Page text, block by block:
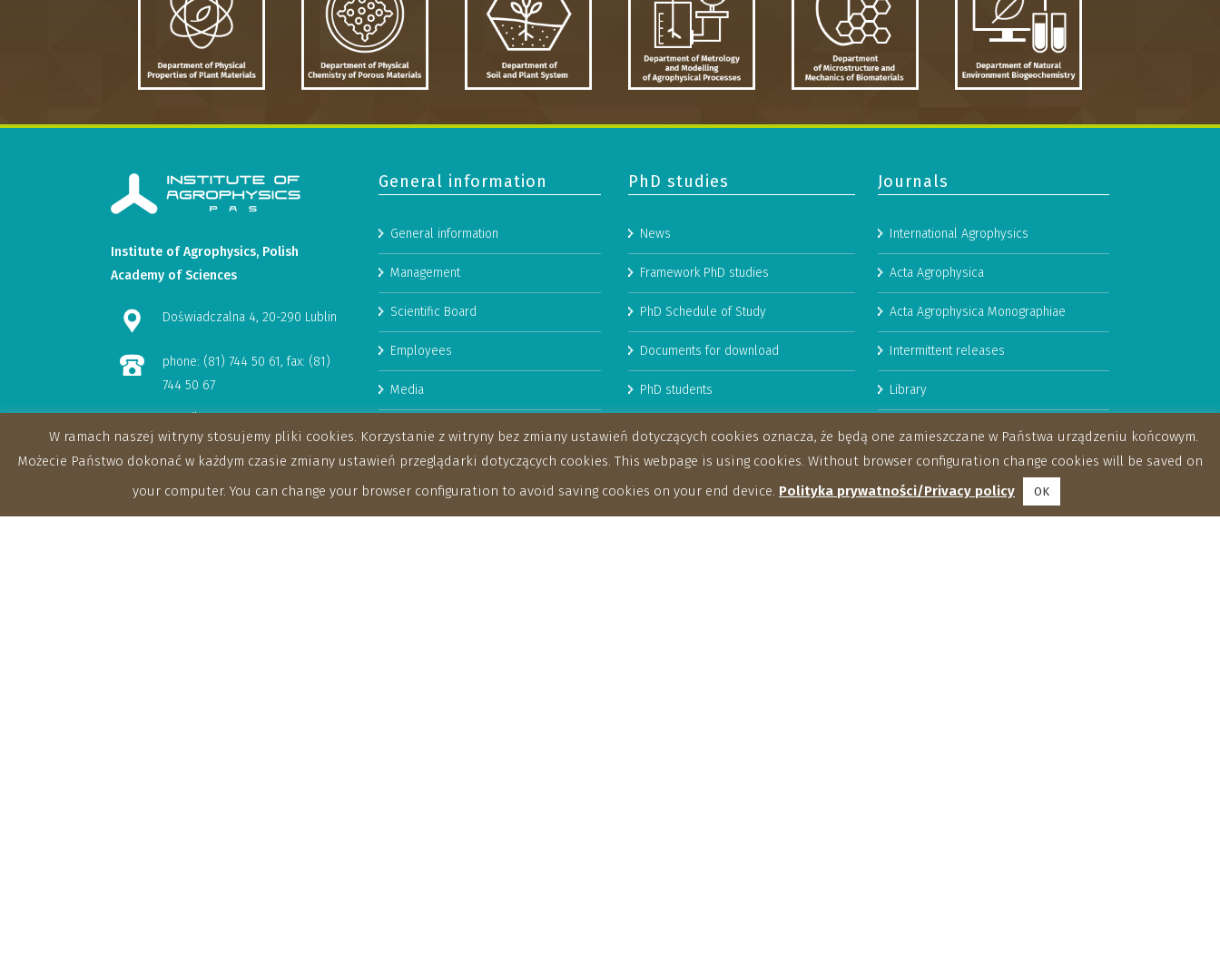
Institute of Agrophysics, Polish
Academy of Sciences
Doświadczalna 4, 20-290 Lublin
phone: (81) 744 50 61, fax: (81)
744 50 67
e-mail:
sekretariat@ipan.lublin.pl
General information
General information
Management
Scientific Board
Employees
Media
Human Resources Strategy for
Researchers
PhD studies
News
Framework PhD studies
PhD Schedule of Study
Documents for download
PhD students
Journals
International Agrophysics
Acta Agrophysica
Acta Agrophysica Monographiae
Intermittent releases
Library
Booklets
W ramach naszej witryny stosujemy pliki cookies. Korzystanie z witryny bez zmiany ustawień dotyczących cookies oznacza, że będą one zamieszczane w Państwa urządzeniu końcowym.
Możecie Państwo dokonać w każdym czasie zmiany ustawień przeglądarki dotyczących cookies. This webpage is using cookies. Without browser configuration change cookies will be saved on
your computer. You can change your browser configuration to avoid saving cookies on your end device. Polityka prywatności/Privacy policy OK